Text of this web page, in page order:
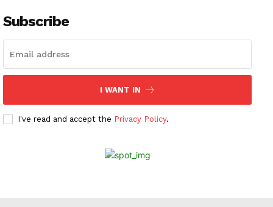
Subscribe
I WANT IN
I've read and accept the Privacy Policy.